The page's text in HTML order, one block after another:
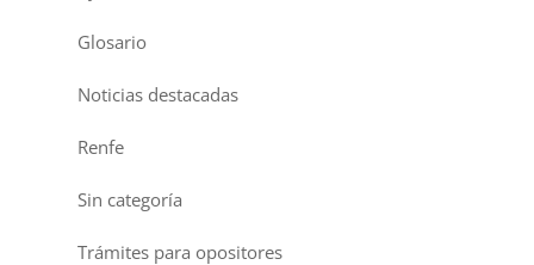
Glosario
Noticias destacadas
Renfe
Sin categoría
Trámites para opositores